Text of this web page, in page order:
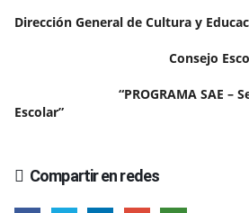
Dirección General de Cultura y
Consejo Escolar de
“PROGRAMA SAE –
Escolar”
Compartir en redes